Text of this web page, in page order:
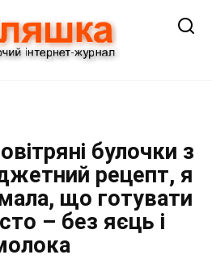
булочки з
рецепт, я
що готувати
– без яєць і